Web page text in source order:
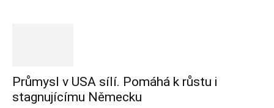
Průmysl v USA sílí. Pomáhá k růstu i
stagnujícímu Německu